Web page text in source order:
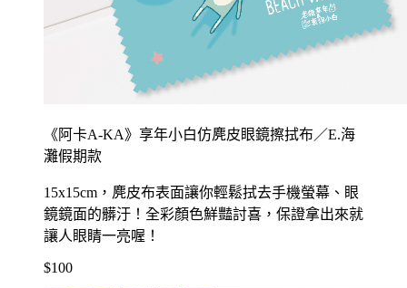
《阿卡A-KA》享年小白仿麂皮眼鏡擦拭布／E.海
灘假期款
15x15cm，麂皮布表面讓你輕鬆拭去手機螢幕、眼
鏡鏡面的髒汙！全彩顏色鮮豔討喜，保證拿出來就
讓人眼睛一亮喔！
$100